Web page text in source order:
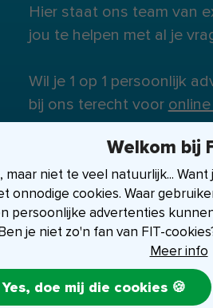
Hier staat ons team van
jou te helpen met al je
Wil je 1 op 1 persoonlijk
bij ons terecht voor
experts staan klaar om je
Welkom bij
niet te veel natuurlijk...
onnodige cookies. Waar
persoonlijke advertenties
je niet zo'n fan van FIT-
Meer info
Yes, doe mij die cookies 🍪